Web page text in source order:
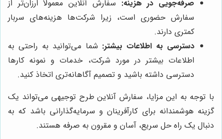
صرفه‌جویی در هزینه: سفارش آنلاین معمولاً ارزان‌تر از
سفارش حضوری است، زیرا شرکت‌ها هزینه‌های سربار
کمتری دارند.
دسترسی به اطلاعات بیشتر: شما می‌توانید به راحتی به
اطلاعات بیشتر در مورد شرکت، خدمات و نمونه کارها
دسترسی داشته باشید و تصمیم آگاهانه‌تری اتخاذ کنید.
با توجه به این مزایا، سفارش آنلاین طرح توجیهی می‌تواند یک
گزینه هوشمندانه برای کارآفرینان و سرمایه‌گذارانی باشد که به
دنبال یک راه حل سریع، آسان و مقرون به صرفه هستند.